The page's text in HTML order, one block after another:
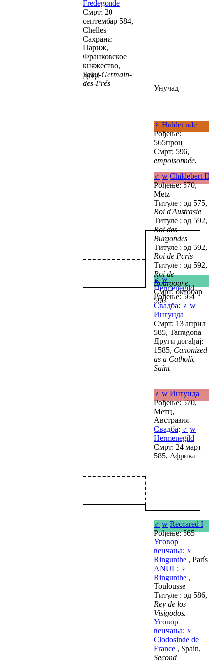
Fredegonde
Смрт: 20
септембар 584,
Chelles
Сахрана:
Париж,
Франковское
княжество,
Saint-Germain-
des-Prés
Деца
Унучад
♀ Huldetrude
Рођење:
565проц
Смрт: 596,
empoisonnée.
♂ w Childebert II
Рођење: 570,
Metz
Титуле : од 575,
Roi d'Austrasie
Титуле : од 592,
Roi des
Burgondes
Титуле : од 592,
Roi de Paris
Титуле : од 592,
Roi de
Bourgogne
Смрт: октобар
596
♂ w
Hermenegild
Рођење: 564
Свадба: ♀ w
Ингунда
Смрт: 13 април
585, Tarragona
Други догађај:
1585, Canonized
as a Catholic
Saint
♀ w Ингунда
Рођење: 570,
Метц,
Австразия
Свадба: ♂ w
Hermenegild
Смрт: 24 март
585, Африка
♂ w Reccared I
Рођење: 565
Уговор
венчања: ♀
Ringunthe , París
ANUL: ♀
Ringunthe ,
Toulousse
Титуле : од 586,
Rey de los
Visigodos.
Уговор
венчања: ♀
Clodosinde de
France , Spain,
Second